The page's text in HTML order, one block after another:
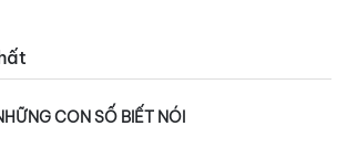
CON SỐ BIẾT NÓI